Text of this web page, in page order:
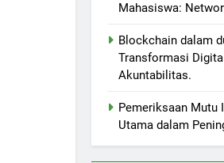
Mahasiswa:
Blockchain dalam
Transformasi
Akuntabilitas.
Pemeriksaan Mutu
Utama dalam